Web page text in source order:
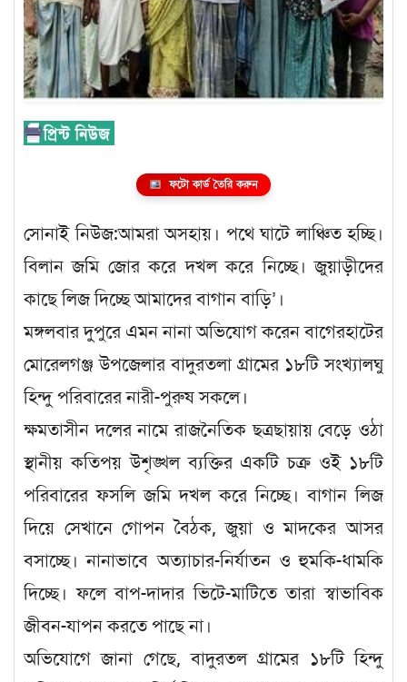
ফটো কার্ড তৈরি করুন
সোনাই নিউজ:আমরা অসহায়। পথে ঘাটে লাঞ্চিত হচ্ছি।
বিলান জমি জোর করে দখল করে নিচ্ছে। জুয়াড়ীদের
কাছে লিজ দিচ্ছে আমাদের বাগান বাড়ি’।
মঙ্গলবার দুপুরে এমন নানা অভিযোগ করেন বাগেরহাটের
মোরেলগঞ্জ উপজেলার বাদুরতলা গ্রামের ১৮টি সংখ্যালঘু
হিন্দু পরিবারের নারী-পুরুষ সকলে।
ক্ষমতাসীন দলের নামে রাজনৈতিক ছত্রছায়ায় বেড়ে ওঠা
স্থানীয় কতিপয় উশৃঙ্খল ব্যক্তির একটি চক্র ওই ১৮টি
পরিবারের ফসলি জমি দখল করে নিচ্ছে। বাগান লিজ
দিয়ে সেখানে গোপন বৈঠক, জুয়া ও মাদকের আসর
বসাচ্ছে। নানাভাবে অত্যাচার-নির্যাতন ও হুমকি-ধামকি
দিচ্ছে। ফলে বাপ-দাদার ভিটে-মাটিতে তারা স্বাভাবিক
জীবন-যাপন করতে পাছে না।
অভিযোগে জানা গেছে, বাদুরতল গ্রামের ১৮টি হিন্দু